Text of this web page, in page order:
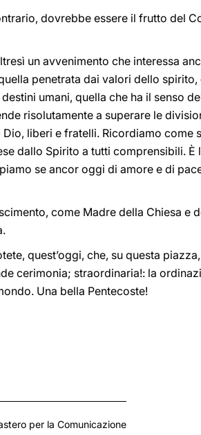
dovrebbe essere il frutto del
un avvenimento che interessa
penetrata dai valori dello
umani, quella che ha il senso
risolutamente a superare le
liberi e fratelli. Ricordiamo come
dallo Spirito a tutti comprensibili. È
se ancor oggi di amore e di
come Madre della Chiesa e
quest’oggi, che, su questa
cerimonia; straordinaria!: la
Una bella Pentecoste!
per la Comunicazione